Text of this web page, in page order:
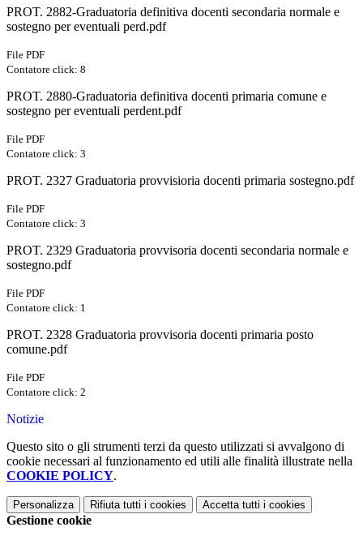
PROT. 2882-Graduatoria definitiva docenti secondaria normale e
sostegno per eventuali perd.pdf
File PDF
Contatore click: 8
PROT. 2880-Graduatoria definitiva docenti primaria comune e
sostegno per eventuali perdent.pdf
File PDF
Contatore click: 3
PROT. 2327 Graduatoria provvisioria docenti primaria sostegno.pdf
File PDF
Contatore click: 3
PROT. 2329 Graduatoria provvisoria docenti secondaria normale e
sostegno.pdf
File PDF
Contatore click: 1
PROT. 2328 Graduatoria provvisoria docenti primaria posto
comune.pdf
File PDF
Contatore click: 2
Notizie
Questo sito o gli strumenti terzi da questo utilizzati si avvalgono di
cookie necessari al funzionamento ed utili alle finalità illustrate nella
COOKIE POLICY.
Personalizza Rifiuta tutti i cookies Accetta tutti i cookies
Gestione cookie